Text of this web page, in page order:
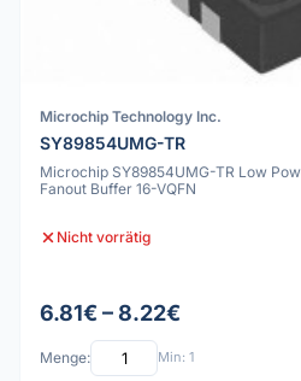
Microchip Technology Inc.
SY89854UMG-TR
Microchip SY89854UMG-TR Low
Fanout Buffer 16-VQFN
Nicht vorrätig
6.81€ – 8.22€
Menge: Min: 1